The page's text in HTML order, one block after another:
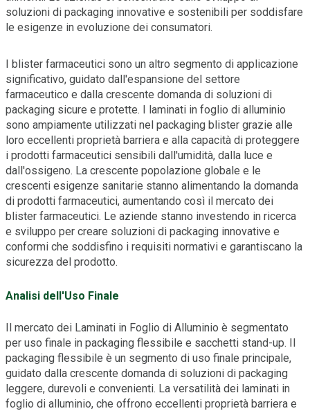
soluzioni di packaging innovative e sostenibili per soddisfare
le esigenze in evoluzione dei consumatori.
I blister farmaceutici sono un altro segmento di applicazione
significativo, guidato dall'espansione del settore
farmaceutico e dalla crescente domanda di soluzioni di
packaging sicure e protette. I laminati in foglio di alluminio
sono ampiamente utilizzati nel packaging blister grazie alle
loro eccellenti proprietà barriera e alla capacità di proteggere
i prodotti farmaceutici sensibili dall'umidità, dalla luce e
dall'ossigeno. La crescente popolazione globale e le
crescenti esigenze sanitarie stanno alimentando la domanda
di prodotti farmaceutici, aumentando così il mercato dei
blister farmaceutici. Le aziende stanno investendo in ricerca
e sviluppo per creare soluzioni di packaging innovative e
conformi che soddisfino i requisiti normativi e garantiscano la
sicurezza del prodotto.
Analisi dell'Uso Finale
Il mercato dei Laminati in Foglio di Alluminio è segmentato
per uso finale in packaging flessibile e sacchetti stand-up. Il
packaging flessibile è un segmento di uso finale principale,
guidato dalla crescente domanda di soluzioni di packaging
leggere, durevoli e convenienti. La versatilità dei laminati in
foglio di alluminio, che offrono eccellenti proprietà barriera e